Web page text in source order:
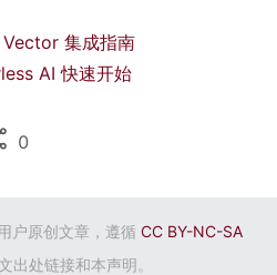
集成指南
AI 快速开始
0
户原创文章，遵循 CC BY-NC-SA
出处链接和本声明。